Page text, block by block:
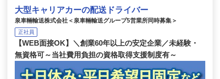
大型キャリアカーの配送ドライバー
泉車輛輸送株式会社＜泉車輛輸送グループ5営業所同時募集＞
正社員
【WEB面接OK】＼創業60年以上の安定企業／未経験・
無資格可～当社費用負担の資格取得支援制度有～